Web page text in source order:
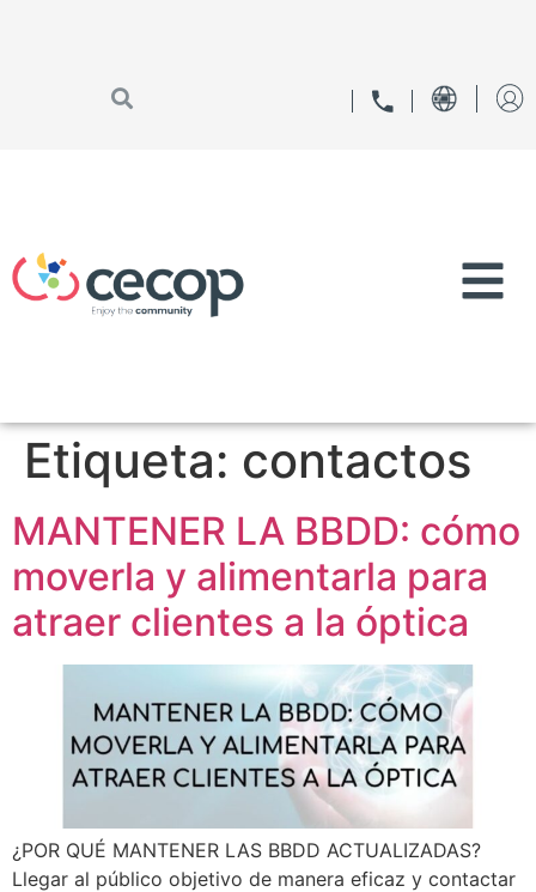
Etiqueta: contactos
MANTENER LA BBDD: cómo
moverla y alimentarla para
atraer clientes a la óptica
¿POR QUÉ MANTENER LAS BBDD ACTUALIZADAS?
Llegar al público objetivo de manera eficaz y contactar